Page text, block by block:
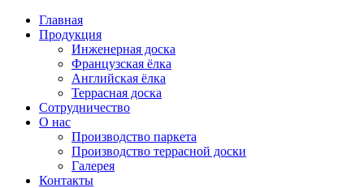
Главная
Продукция
Инженерная доска
Французская ёлка
Английская ёлка
Террасная доска
Сотрудничество
О нас
Производство паркета
Производство террасной доски
Галерея
Контакты